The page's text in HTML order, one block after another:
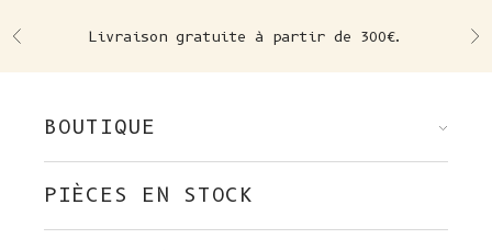
Précédent Livraison gratuite à partir de 300€.
BOUTIQUE
PIÈCES EN STOCK